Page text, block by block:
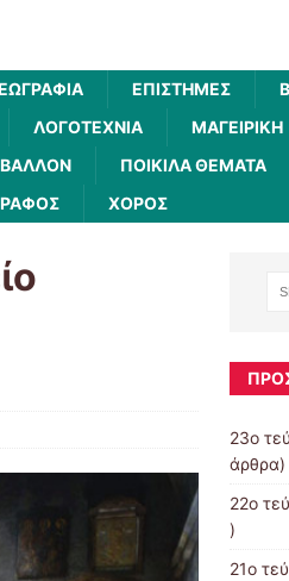
ΕΠΙΣΤΉΜΕΣ
ΛΟΓΟΤΕΧΝΊΑ ΜΑΓΕΙΡΙΚΉ
ΠΟΙΚΊΛΑ ΘΈΜΑΤΑ
ΧΟΡΌΣ
23ο
άρθρα)
22ο
)
21ο